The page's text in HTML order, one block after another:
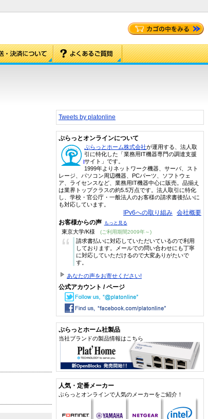
Tweets by platonline
ぷらっとオンラインについて
ぷらっとホーム株式会社が運用する、法人取
引に特化した「業務用IT機器専門の調達支援
サイト」です。
1999年よりネットワーク機器、サーバ、スト
レージ、パソコン周辺機器、PCパーツ、ソフトウェ
ア、ライセンスなど、業務用IT機器中心に販売。品揃え
は業界トップクラスの約5.5万点です。法人取引に特化
し、学校・官公庁・一般法人のお客様の請求書後払いに
も対応しています。
IPv6への取り組み 会社概要
お客様からの声 もっと見る
東京大学/K様 (ご利用期間2009年～)
“
請求書払いに対応していただいているので利用
しております。メールでの問い合わせにも丁寧
に対応していただけるので大変ありがたいで
す。
あなたの声をお寄せください!
公式アカウント / ページ
ぷらっとホーム社製品
当社ブランドの製品情報はこちら
人気・定番メーカー
ぷらっとオンラインで人気のメーカーをご紹介！